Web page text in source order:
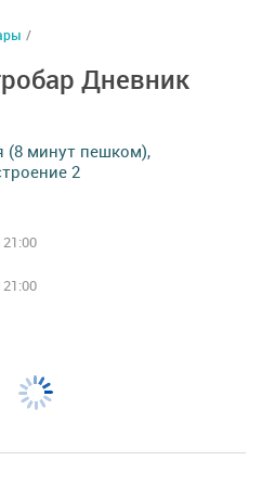
/
Дневник
(8 минут пешком),
2